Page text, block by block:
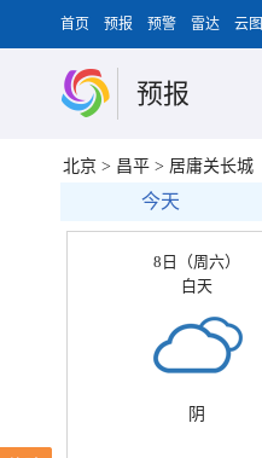
首页 预报 预警 雷达 云图
预报
北京 > 昌平 > 居庸关长城
今天
8日（周六）
白天
阴